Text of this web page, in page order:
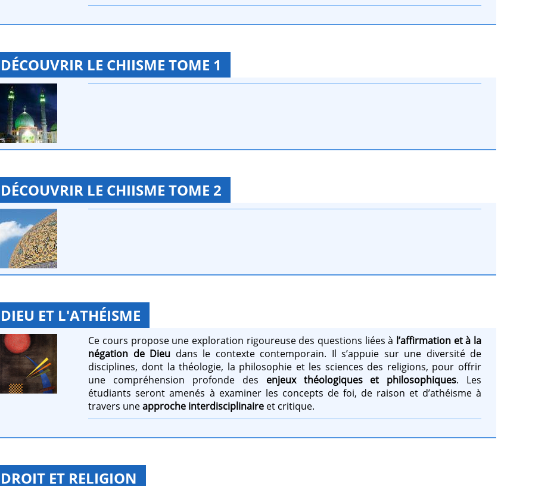
DÉCOUVRIR LE CHIISME TOME 1
DÉCOUVRIR LE CHIISME TOME 2
DIEU ET L'ATHÉISME
Ce cours propose une exploration rigoureuse des questions liées à l’affirmation et à la
négation de Dieu dans le contexte contemporain. Il s’appuie sur une diversité de
disciplines, dont la théologie, la philosophie et les sciences des religions, pour offrir
une compréhension profonde des enjeux théologiques et philosophiques. Les
étudiants seront amenés à examiner les concepts de foi, de raison et d’athéisme à
travers uneapproche interdisciplinaire et critique.
DROIT ET RELIGION